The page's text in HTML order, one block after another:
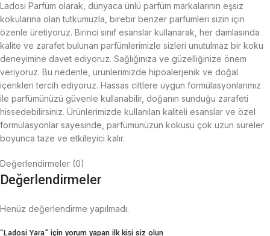
Ladosi Parfüm olarak, dünyaca ünlü parfüm markalarının eşsiz
kokularına olan tutkumuzla, birebir benzer parfümleri sizin için
özenle üretiyoruz. Birinci sınıf esanslar kullanarak, her damlasında
kalite ve zarafet bulunan parfümlerimizle sizleri unutulmaz bir koku
deneyimine davet ediyoruz. Sağlığınıza ve güzelliğinize önem
veriyoruz. Bu nedenle, ürünlerimizde hipoalerjenik ve doğal
içerikleri tercih ediyoruz. Hassas ciltlere uygun formülasyonlarımız
ile parfümünüzü güvenle kullanabilir, doğanın sunduğu zarafeti
hissedebilirsiniz. Ürünlerimizde kullanılan kaliteli esanslar ve özel
formülasyonlar sayesinde, parfümünüzün kokusu çok uzun süreler
boyunca taze ve etkileyici kalır.
Değerlendirmeler (0)
Değerlendirmeler
Henüz değerlendirme yapılmadı.
“Ladosi Yara” için yorum yapan ilk kişi siz olun